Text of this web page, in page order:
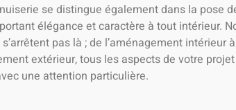
se distingue également dans la pose
élégance et caractère à tout intérieur.
pas là ; de l’aménagement intérieur à
extérieur, tous les aspects de votre
une attention particulière.